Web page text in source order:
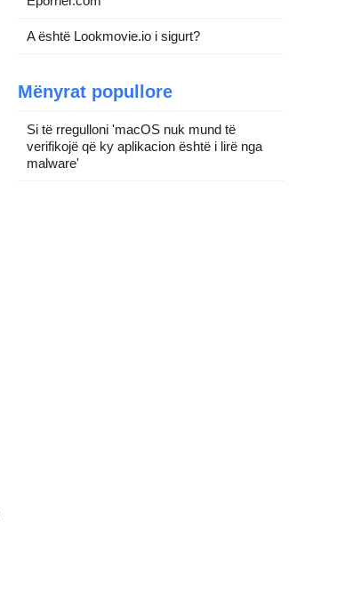
A është Lookmovie.io i sigurt?
Mënyrat popullore
Si të rregulloni 'macOS nuk mund të
verifikojë që ky aplikacion është i lirë nga
malware'